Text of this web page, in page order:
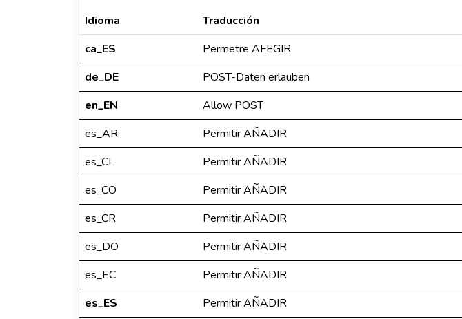
Idioma Traducción
ca_ES
Permetre AFEGIR
de_DE
POST-Daten erlauben
en_EN
Allow POST
es_AR
Permitir AÑADIR
es_CL
Permitir AÑADIR
es_CO
Permitir AÑADIR
es_CR
Permitir AÑADIR
es_DO
Permitir AÑADIR
es_EC
Permitir AÑADIR
es_ES
Permitir AÑADIR